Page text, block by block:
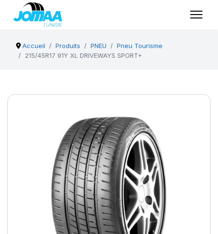
Accueil Produits PNEU
Pneu Tourisme
215/45R17 91Y XL DRIVEWAYS SPORT+